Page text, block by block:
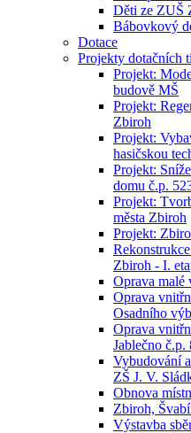
Děti ze ZUŠ
Bábovkový
Dotace
Projekty dotačních
Projekt:
budově MŠ
Projekt:
Zbiroh
Projekt:
hasičskou
Projekt:
domu č.p.
Projekt:
města Zbiroh
Projekt:
Zbiroh - I.
Oprava malé
Oprava
Osadního
Oprava
Jablečno č.p.
Vybudování
ZŠ J. V.
Obnova
Zbiroh,
Výstavba